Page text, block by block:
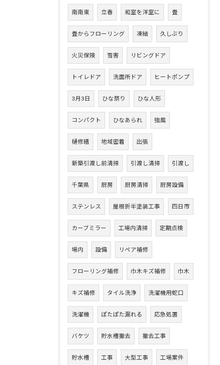
南南東 立春 和室を洋室に 畳
畳からフローリング 凍結 久しぶり
火災保険 雪害 リビングドア
トイレドア 洗面所ドア ヒートポンプ
3月3日 ひな祭り ひな人形
コンパクト ひなあられ 強風
樋修繕 地域密着 出張
新築引渡し前清掃 引渡し清掃 引渡し
千葉県 厨房 厨房清掃 厨房設備
ステンレス 屋根折半塗装工事 四日市
カーブミラー 工場内清掃 定期点検
場内 設備 リペア補修
フローリング補修 巾木キズ補修 巾木
キズ補修 タイル洗浄 洗濯機用蛇口
洗濯機 ぽたぽた漏れる 応急処置
バケツ 貯水槽撤去 撤去工事
貯水槽 工事 大型工事 工場案件